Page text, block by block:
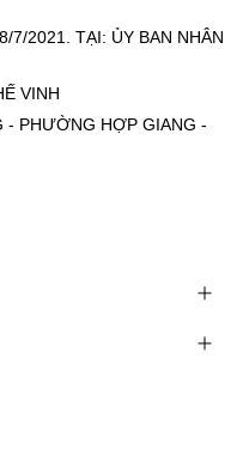
7/2021. TẠI: ỦY BAN NHÂN
VINH
- PHƯỜNG HỢP GIANG -